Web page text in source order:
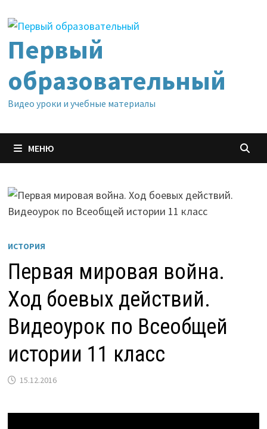
содержимому
Первый
образовательный
Видео уроки и учебные материалы
МЕНЮ
ИСТОРИЯ
Первая мировая война.
Ход боевых действий.
Видеоурок по Всеобщей
истории 11 класс
15.12.2016